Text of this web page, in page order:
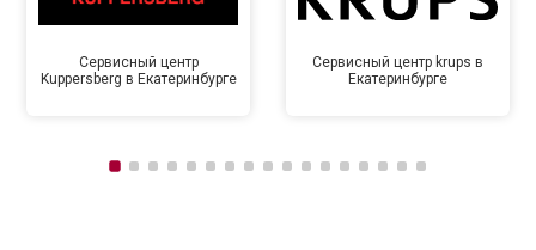
Сервисный центр
Kuppersberg в Екатеринбурге
Сервисный центр krups в
Екатеринбурге